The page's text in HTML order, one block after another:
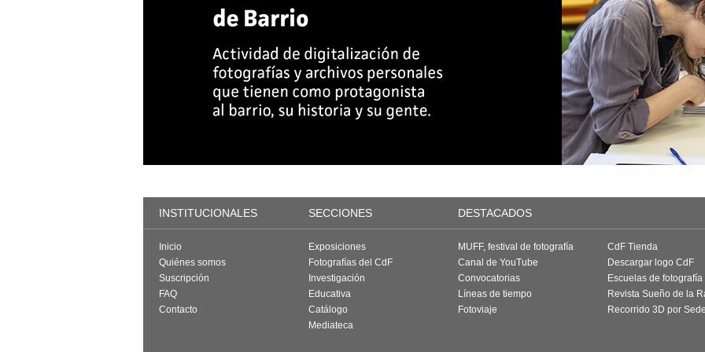
INSTITUCIONALES SECCIONES DESTACADOS
Inicio
Quiénes somos
Suscripción
FAQ
Contacto
Exposiciones
Fotografías del CdF
Investigación
Educativa
Catálogo
Mediateca
MUFF, festival de fotografía
Canal de YouTube
Convocatorias
Líneas de tiempo
Fotoviaje
CdF Tienda
Descargar logo CdF
Escuelas de fotografía
Revista Sueño de la
Recorrido 3D por